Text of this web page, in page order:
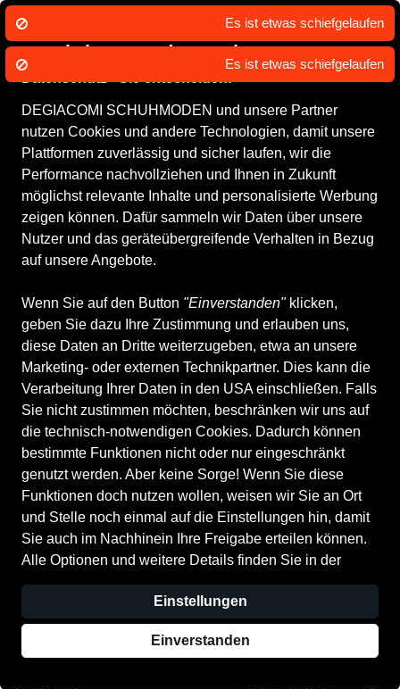
Wir nutzen Cookies um unsere Dienste
zu erbringen und zu verbessern.
DEGIACOMI SCHUHMODEN und unsere Partner
nutzen Cookies und andere Technologien, damit unsere
Plattformen zuverlässig und sicher laufen, wir die
Performance nachvollziehen und Ihnen in Zukunft
möglichst relevante Inhalte und personalisierte Werbung
zeigen können. Dafür sammeln wir Daten über unsere
Nutzer und das geräteübergreifende Verhalten in Bezug
auf unsere Angebote.
Wenn Sie auf den Button "Einverstanden"klicken,
geben Sie dazu Ihre Zustimmung und erlauben uns,
diese Daten an Dritte weiterzugeben, etwa an unsere
Marketing- oder externen Technikpartner. Dies kann die
Verarbeitung Ihrer Daten in den USA einschließen. Falls
Sie nicht zustimmen möchten, beschränken wir uns auf
die technisch-notwendigen Cookies. Dadurch können
bestimmte Funktionen nicht oder nur eingeschränkt
genutzt werden. Aber keine Sorge! Wenn Sie diese
Funktionen doch nutzen wollen, weisen wir Sie an Ort
und Stelle noch einmal auf die Einstellungen hin, damit
Sie auch im Nachhinein Ihre Freigabe erteilen können.
Alle Optionen und weitere Details finden Sie in der
Datenschutzerklärung.
Einstellungen
Einverstanden
Damenschuhe Herrenschuhe Kinderschuhe Accessoires
DEGIACOMI Schuhmode
Rufen Sie uns an
Zum Profil
Mehr erfahren
ALLE FILTER
Marken Größe Farbe Anbieter
Ganter
Marken
DEGIACOMI Schuhmode
Anbieter
Alles zurücksetzen
Es ist etwas schiefgelaufen
Es ist etwas schiefgelaufen